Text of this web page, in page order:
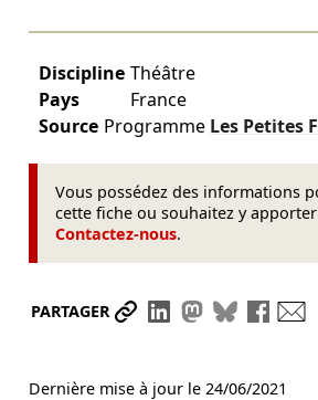
Discipline Théâtre
Pays
France
Source Programme Les Petites
Vous possédez des informations
cette fiche ou souhaitez y
Contactez-nous.
PARTAGER Partager le lien
Partager sur
Partager
Dernière mise à jour le 24/06/2021